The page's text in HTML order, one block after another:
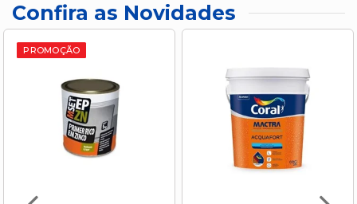
Confira as Novidades
PROMOÇÃO